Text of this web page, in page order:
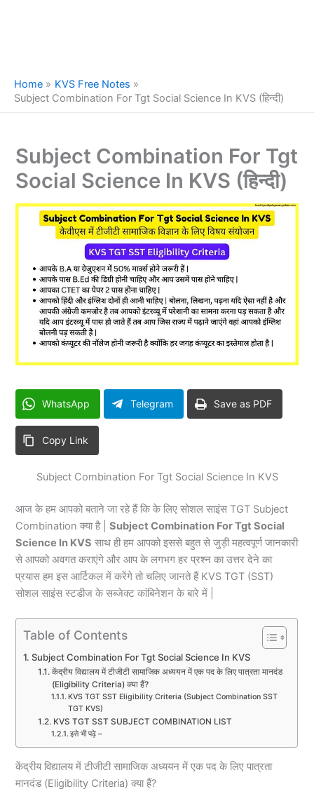
Home
KVS Free Notes
Subject Combination For Tgt Social Science In KVS (हिन्दी)
Subject Combination For Tgt
Social Science In KVS (हिन्दी)
WhatsApp Telegram Save as PDF
Copy Link
Subject Combination For Tgt Social Science In KVS
आज के हम आपको बताने जा रहे हैं किके लिए सोशल साइंस TGT Subject
Combination क्या है |Subject Combination For Tgt Social
Science In KVS साथ ही हम आपको इससे बहुत से जुड़ी महत्वपूर्ण जानकारी
से आपको अवगत कराएंगे और आप के लगभग हर प्रश्न का उत्तर देने का
प्रयास हम इस आर्टिकल में करेंगे तो चलिए जानते हैं KVS TGT (SST)
सोशल साइंस स्टडीज के सब्जेक्ट कांबिनेशन के बारे में |
Table of Contents
Subject Combination For Tgt Social Science In KVS
केंद्रीय विद्यालय में टीजीटी सामाजिक अध्ययन में एक पद के लिए पात्रता मानदंड
(Eligibility Criteria) क्या हैं?
KVS TGT SST Eligibility Criteria (Subject Combination SST
TGT KVS)
KVS TGT SST SUBJECT COMBINATION LIST
इसे भी पढ़े –
केंद्रीय विद्यालय में टीजीटी सामाजिक अध्ययन में एक पद के लिए पात्रता
मानदंड (Eligibility Criteria) क्या हैं?